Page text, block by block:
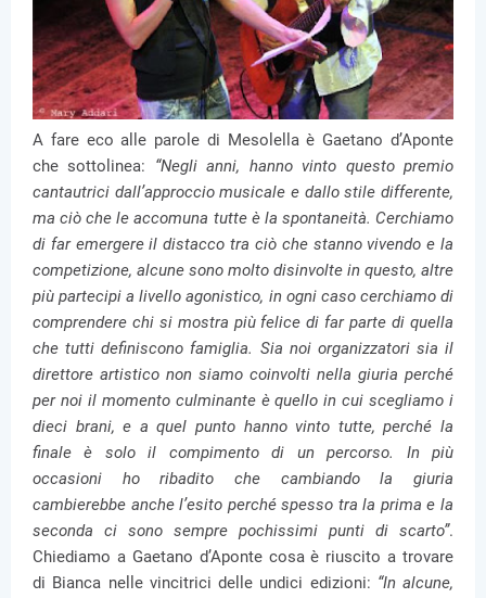
A fare eco alle parole di Mesolella è Gaetano d’Aponte
che sottolinea: “Negli anni, hanno vinto questo premio
cantautrici dall’approccio musicale e dallo stile differente,
ma ciò che le accomuna tutte è la spontaneità. Cerchiamo
di far emergere il distacco tra ciò che stanno vivendo e la
competizione, alcune sono molto disinvolte in questo, altre
più partecipi a livello agonistico, in ogni caso cerchiamo di
comprendere chi si mostra più felice di far parte di quella
che tutti definiscono famiglia. Sia noi organizzatori sia il
direttore artistico non siamo coinvolti nella giuria perché
per noi il momento culminante è quello in cui scegliamo i
dieci brani, e a quel punto hanno vinto tutte, perché la
finale è solo il compimento di un percorso. In più
occasioni ho ribadito che cambiando la giuria
cambierebbe anche l’esito perché spesso tra la prima e la
seconda ci sono sempre pochissimi punti di scarto”.
Chiediamo a Gaetano d’Aponte cosa è riuscito a trovare
di Bianca nelle vincitrici delle undici edizioni: “In alcune,